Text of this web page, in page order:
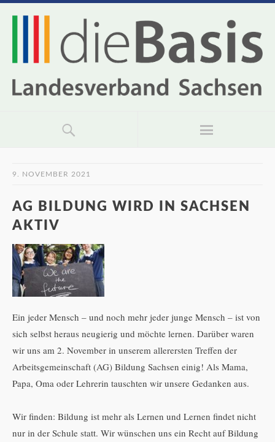
9. NOVEMBER 2021
AG BILDUNG WIRD IN SACHSEN
AKTIV
Ein jeder Mensch – und noch mehr jeder junge Mensch – ist von
sich selbst heraus neugierig und möchte lernen. Darüber waren
wir uns am 2. November in unserem allerersten Treffen der
Arbeitsgemeinschaft (AG) Bildung Sachsen einig! Als Mama,
Papa, Oma oder Lehrerin tauschten wir unsere Gedanken aus.
Wir finden: Bildung ist mehr als Lernen und Lernen findet nicht
nur in der Schule statt. Wir wünschen uns ein Recht auf Bildung